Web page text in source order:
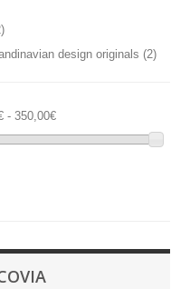
design originals (2)
- 350,00€